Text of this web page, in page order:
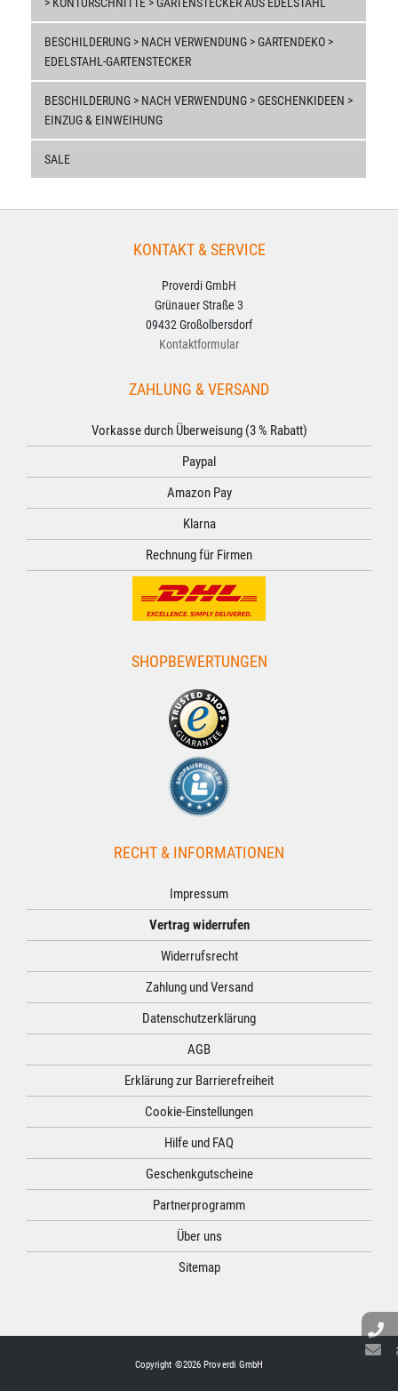
> KONTURSCHNITTE > GARTENSTECKER AUS EDELSTAHL
BESCHILDERUNG > NACH VERWENDUNG > GARTENDEKO >
EDELSTAHL-GARTENSTECKER
BESCHILDERUNG > NACH VERWENDUNG > GESCHENKIDEEN >
EINZUG & EINWEIHUNG
SALE
KONTAKT & SERVICE
Proverdi GmbH
Grünauer Straße 3
09432 Großolbersdorf
Kontaktformular
ZAHLUNG & VERSAND
Vorkasse durch Überweisung (3 % Rabatt)
Paypal
Amazon Pay
Klarna
Rechnung für Firmen
SHOPBEWERTUNGEN
RECHT & INFORMATIONEN
Impressum
Vertrag widerrufen
Widerrufsrecht
Zahlung und Versand
Datenschutzerklärung
AGB
Erklärung zur Barrierefreiheit
Cookie-Einstellungen
Hilfe und FAQ
Geschenkgutscheine
Partnerprogramm
Über uns
Sitemap
Copyright ©2026 Proverdi GmbH